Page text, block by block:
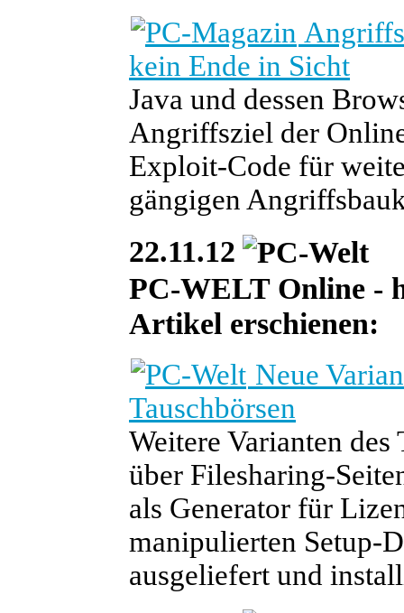
kein Ende in Sicht
Java und dessen
Angriffsziel der
Exploit-Code für
gängigen
22.11.12
PC-WELT Online -
Artikel erschienen:
Neue
Tauschbörsen
Weitere Varianten des
über Filesharing-
als Generator für
manipulierten Setup-
ausgeliefert und